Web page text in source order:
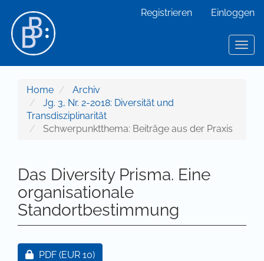
Hauptinhalt
Sidebar
Registrieren Einloggen
Home
Archiv
Jg. 3, Nr. 2-2018: Diversität und
Transdisziplinarität
Schwerpunktthema: Beiträge aus der Praxis
Das Diversity Prisma. Eine
organisationale
Standortbestimmung
Artikel-Sidebar
Zugang für Abonnent/innen oder durch Zahlung
PDF (EUR 10)